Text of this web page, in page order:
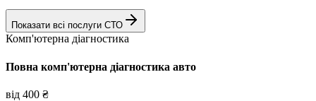
Показати всі послуги СТО
Комп'ютерна діагностика
Повна комп'ютерна діагностика авто
від 400 ₴